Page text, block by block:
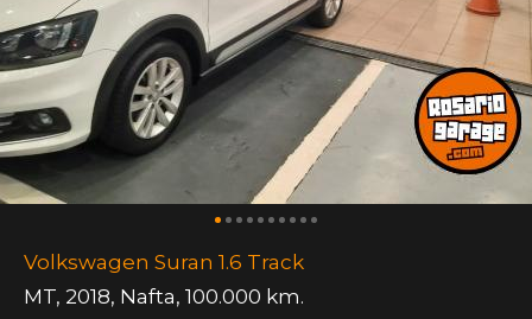
Volkswagen Suran 1.6 Track
MT, 2018, Nafta, 100.000 km.